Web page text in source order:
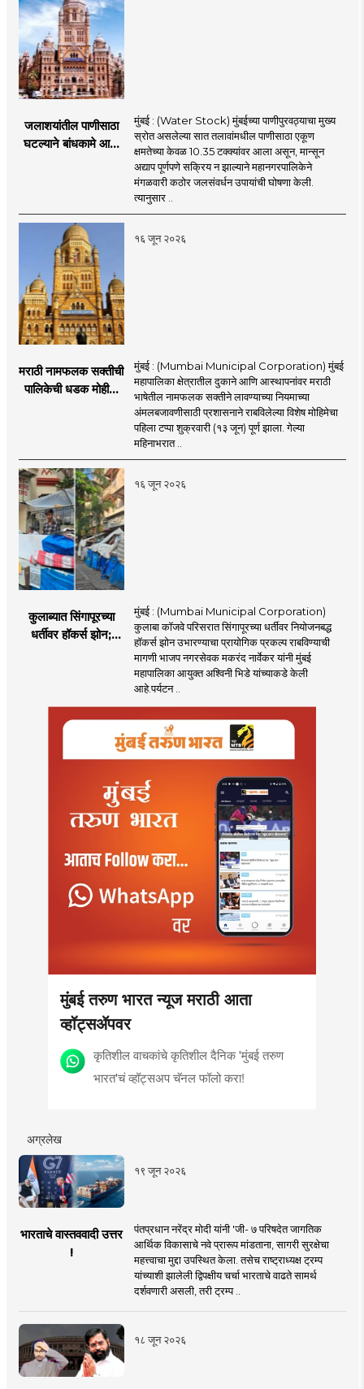
जलाशयांतील पाणीसाठा
घटल्याने बांधकामे आणि
निर्बंध
मुंबई : (Water Stock) मुंबईच्या पाणीपुरवठ्याचा मुख्य
स्रोत असलेल्या सात तलावांमधील पाणीसाठा एकूण
क्षमतेच्या केवळ 10.35 टक्क्यांवर आला असून, मान्सून
अद्याप पूर्णपणे सक्रिय न झाल्याने महानगरपालिकेने
मंगळवारी कठोर जलसंवर्धन उपायांची घोषणा केली.
त्यानुसार ..
१६ जून २०२६
मराठी नामफलक सक्तीची
पालिकेची धडक मोहीम;
मुंबई : (Mumbai Municipal Corporation) मुंबई
महापालिका क्षेत्रातील दुकाने आणि आस्थापनांवर मराठी
भाषेतील नामफलक सक्तीने लावण्याच्या नियमाच्या
अंमलबजावणीसाठी प्रशासनाने राबविलेल्या विशेष मोहिमेचा
पहिला टप्पा शुक्रवारी (१३ जून) पूर्ण झाला. गेल्या
महिनाभरात ..
१६ जून २०२६
कुलाब्यात सिंगापूरच्या
धर्तीवर हॉकर्स झोन;
आयुक्तांना पत्र
मुंबई : (Mumbai Municipal Corporation)
कुलाबा कॉजवे परिसरात सिंगापूरच्या धर्तीवर नियोजनबद्ध
हॉकर्स झोन उभारण्याचा प्रायोगिक प्रकल्प राबविण्याची
मागणी भाजप नगरसेवक मकरंद नार्वेकर यांनी मुंबई
महापालिका आयुक्त अश्विनी भिडे यांच्याकडे केली
आहे.पर्यटन ..
मुंबई तरुण भारत न्यूज मराठी आता
व्हॉट्सॲपवर
कृतिशील वाचकांचे कृतिशील दैनिक 'मुंबई तरुण
भारत'चं व्हॉट्सअप चॅनल फॉलो करा!
अग्रलेख
१९ जून २०२६
भारताचे वास्तववादी उत्तर
!
पंतप्रधान नरेंद्र मोदी यांनी 'जी- ७ परिषदेत जागतिक
आर्थिक विकासाचे नवे प्रारूप मांडताना, सागरी सुरक्षेचा
महत्त्वाचा मुद्दा उपस्थित केला. तसेच राष्ट्राध्यक्ष ट्रम्प
यांच्याशी झालेली द्विपक्षीय चर्चा भारताचे वाढते सामर्थ
दर्शवणारी असली, तरी ट्रम्प ..
१८ जून २०२६